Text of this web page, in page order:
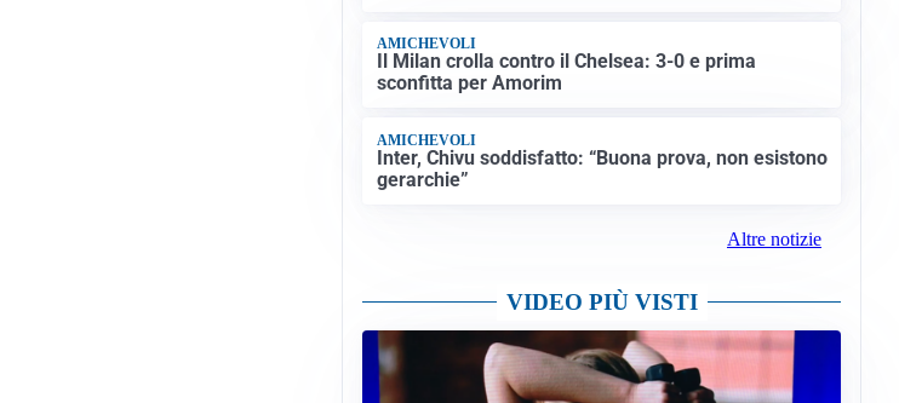
AMICHEVOLI
Il Milan crolla contro il Chelsea: 3-0 e prima
sconfitta per Amorim
AMICHEVOLI
Inter, Chivu soddisfatto: “Buona prova, non esistono
gerarchie”
Altre notizie
VIDEO PIÙ VISTI